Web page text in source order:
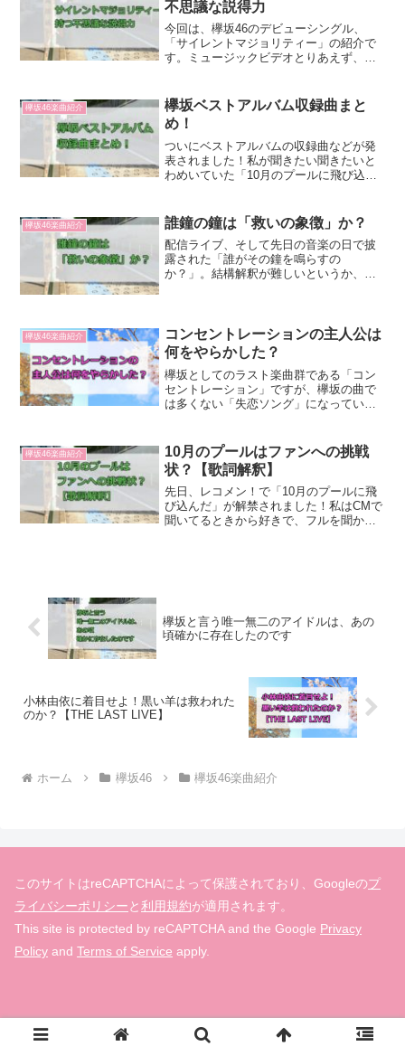
不思議な説得力
今回は、欅坂46のデビューシングル、
「サイレントマジョリティー」の紹介で
す。ミュージックビデオとりあえず、MV
します。全然興味ない人でも、これは見
たことあるという方は...
欅坂46楽曲紹介
欅坂ベストアルバム収録曲まと
め！
ついにベストアルバムの収録曲などが発
表されました！私が聞きたい聞きたいと
わめいていた「10月のプールに飛び込ん
瞬～あの頃、確かに存在した私たち
～」。エモい。今回は収録曲を...
欅坂46楽曲紹介 誰鐘の鐘は「救いの象徴」か？
配信ライブ、そして先日の音楽の日で披
露された「誰がその鐘を鳴らすの
か？」。結構解釈が難しいというか、人
「鐘」ですが、この「鐘」とは何で...
欅坂46楽曲紹介
コンセントレーションの主人公は
何をやらかした？
欅坂としてのラスト楽曲群である「コン
セントレーション」ですが、欅坂の曲で
は多くない「失恋ソング」になっていま
ン」では主人公が何かをやらかしてフラ
れるというお話になっていま...
欅坂46楽曲紹介
10月のプールはファンへの挑戦
状？【歌詞解釈】
先日、レコメン！で「10月のプールに飛
び込んだ」が解禁されました！私はCMで
聞いてるときから好きで、フルを聞かせ
欅坂と言う唯一無二のアイドルは、あの
頃確かに存在したのです
小林由依に着目せよ！黒い羊は救われた
のか？【THE LAST LIVE】
ホーム 欅坂46 欅坂46楽曲紹介
このサイトはreCAPTCHAによって保護されており、Googleのプ
ライバシーポリシーと利用規約が適用されます。
This site is protected by reCAPTCHA and the Google Privacy
Policy and Terms of Service apply.
© 2019-2026 欅の先は櫻花爛漫.